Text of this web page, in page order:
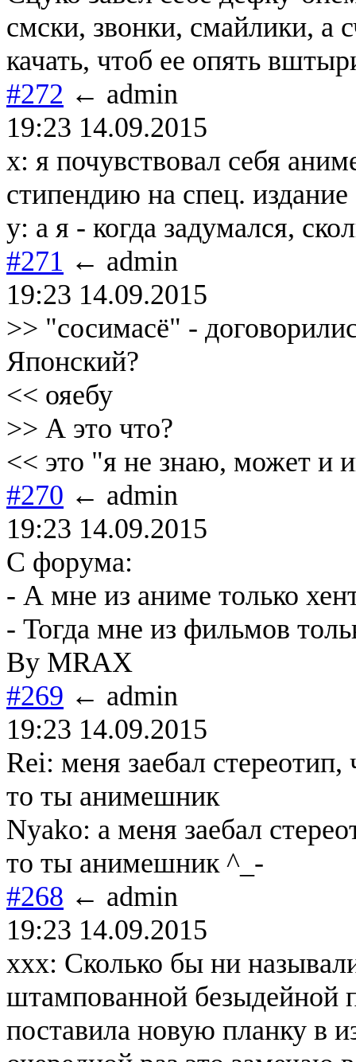
смски, звонки, смайлики, а
качать, чтоб ее опять
#272 ← admin
19:23 14.09.2015
x: я почувствовал себя
стипендию на спец.
y: а я - когда задумался,
#271 ← admin
19:23 14.09.2015
>> "сосимасё" -
Японский?
<< ояебу
>> А это что?
<< это "я не знаю, может и
#270 ← admin
19:23 14.09.2015
С форума:
- А мне из аниме только
- Тогда мне из фильмов
By MRAX
#269 ← admin
19:23 14.09.2015
Rei: меня заебал
то ты анимешник
Nyako: а меня заебал
то ты анимешник ^_-
#268 ← admin
19:23 14.09.2015
xxx: Сколько бы ни
штампованной безыдейной
поставила новую планку в